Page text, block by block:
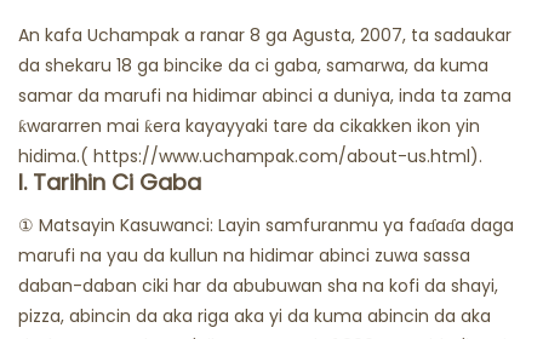
An kafa Uchampak a ranar 8 ga Agusta, 2007, ta sadaukar
da shekaru 18 ga bincike da ci gaba, samarwa, da kuma
samar da marufi na hidimar abinci a duniya, inda ta zama
ƙwararren mai ƙera kayayyaki tare da cikakken ikon yin
hidima.( https://www.uchampak.com/about-us.html).
I. Tarihin Ci Gaba
① Matsayin Kasuwanci: Layin samfuranmu ya faɗaɗa daga
marufi na yau da kullun na hidimar abinci zuwa sassa
daban-daban ciki har da abubuwan sha na kofi da shayi,
pizza, abincin da aka riga aka yi da kuma abincin da aka